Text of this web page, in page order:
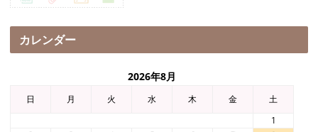
カレンダー
2026年8月
日 月 火 水 木 金
土
1